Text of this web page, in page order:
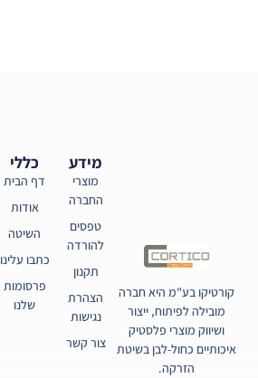
קורטיקו בע"מ היא חברה
מובילה לפיתוח, ייצור
ושיווק מוצרי פלסטיק
איכותיים כחול-לבן בשיטת
הזרקה.
כללי
דף הבית
אודות
השיטה
כתבו עלינו
פרסומות
שלנו
מידע
מוצרי
החברה
טפסים
להורדה
תקנון
הצהרת
נגישות
צור קשר